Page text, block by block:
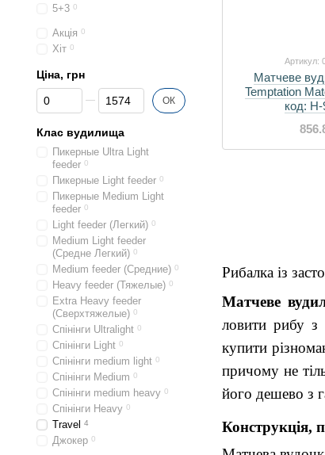
Рибалка із
Матчеве
ловити рибу з
купити
причому не
його дешево з
Конструкція,
Артикул:
Матчеве
Temptation
код:
5+3 0
Акція 0
Хіт 0
Ціна, грн
Від Ціна, грн
До Ціна, грн ОК
Клас вудилища
Пикерные Ultra Light
feeder 0
Пикерные Light feeder 0
Пикерные Medium Light
feeder 0
Light feeder (Легкий) 0
Medium Light feeder
(Средне Легкий) 0
Medium feeder (Средние) 0
Heavy feeder (Тяжелые) 0
Extra Heavy feeder
(Сверхтяжелые) 0
Спінінги Ultralight 0
Спінінги Light 0
Спінінги medium light 0
Спінінги Medium 0
Спінінги medium heavy 0
Спінінги Heavy 0
Travel 4
Джокер 0